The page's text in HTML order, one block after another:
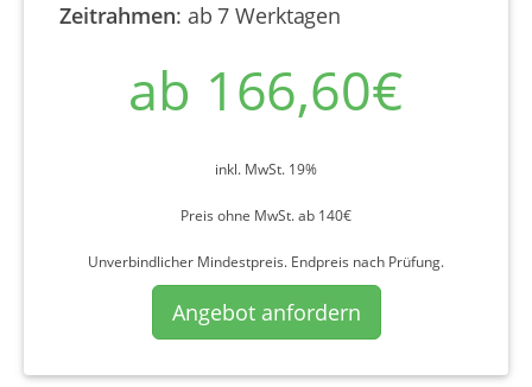
Zeitrahmen: ab 7 Werktagen
ab 166,60€
inkl. MwSt. 19%
Preis ohne MwSt. ab 140€
Unverbindlicher Mindestpreis. Endpreis nach Prüfung.
Angebot anfordern